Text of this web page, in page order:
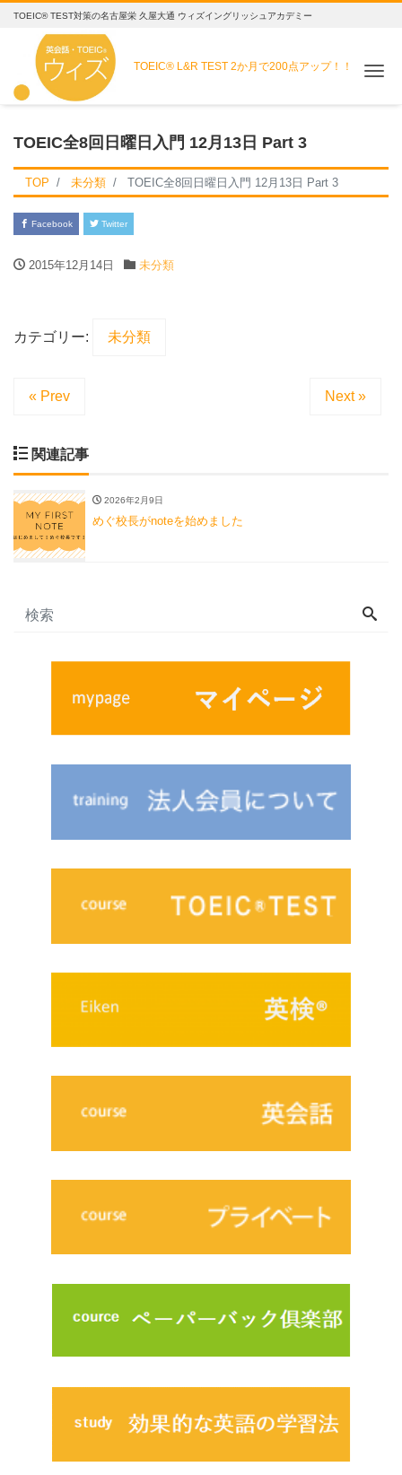
TOEIC® TEST対策の名古屋栄 久屋大通 ウィズイングリッシュアカデミー
TOEIC® L&R TEST2か月で200点アップ！！
TOEIC全8回日曜日入門 12月13日 Part 3
TOP 未分類 TOEIC全8回日曜日入門 12月13日 Part 3
Facebook Twitter
2015年12月14日 未分類
カテゴリー: 未分類
« Prev Next »
関連記事
2026年2月9日
めぐ校長がnoteを始めました